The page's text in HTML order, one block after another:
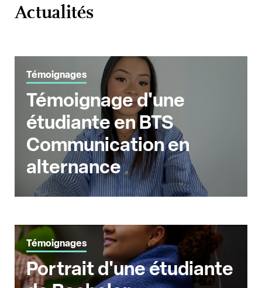
Actualités
Témoignages
Témoignage d'une
étudiante en BTS
Communication en
alternance
Témoignages
Portrait d'une étudiante